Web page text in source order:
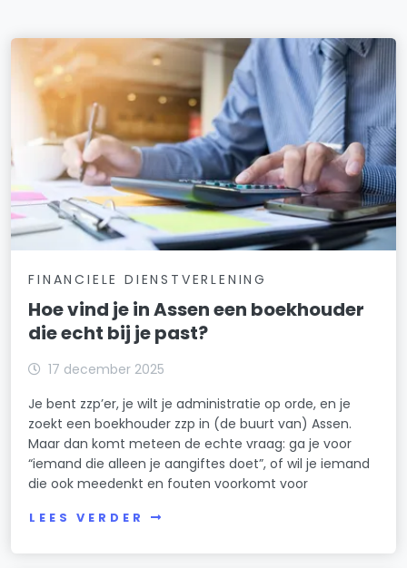
FINANCIELE DIENSTVERLENING
Hoe vind je in Assen een boekhouder
die echt bij je past?
17 december 2025
Je bent zzp’er, je wilt je administratie op orde, en je
zoekt een boekhouder zzp in (de buurt van) Assen.
Maar dan komt meteen de echte vraag: ga je voor
“iemand die alleen je aangiftes doet”, of wil je iemand
die ook meedenkt en fouten voorkomt voor
LEES VERDER